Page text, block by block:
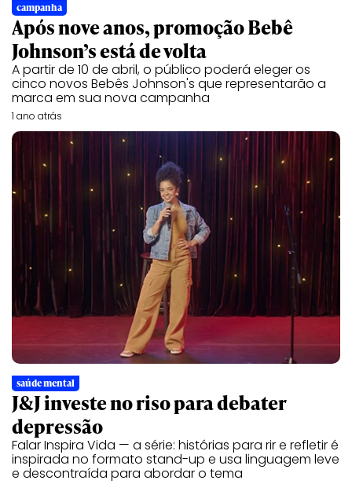
campanha
Após nove anos, promoção Bebê
Johnson’s está de volta
A partir de 10 de abril, o público poderá eleger os
cinco novos Bebês Johnson's que representarão a
marca em sua nova campanha
1 ano atrás
saúde mental
J&J investe no riso para debater
depressão
Falar Inspira Vida — a série: histórias para rir e refletir é
inspirada no formato stand-up e usa linguagem leve
e descontraída para abordar o tema